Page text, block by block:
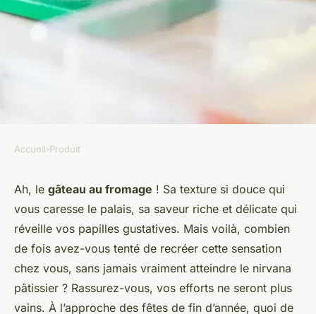
Quelles sont les astuces pour
réussir un gâteau au fromage
moelleux ?
Camille•19 janvier 2024•4 min de lecture
Accueil›Produit
Ah, le gâteau au fromage ! Sa texture si douce qui
vous caresse le palais, sa saveur riche et délicate qui
réveille vos papilles gustatives. Mais voilà, combien
de fois avez-vous tenté de recréer cette sensation
chez vous, sans jamais vraiment atteindre le nirvana
pâtissier ? Rassurez-vous, vos efforts ne seront plus
vains. À l’approche des fêtes de fin d’année, quoi de